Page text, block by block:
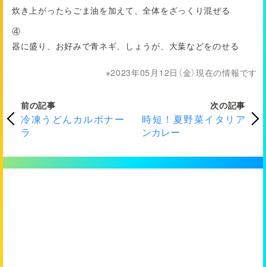
炊き上がったらごま油を加えて、全体をざっくり混ぜる
④
器に盛り、お好みで青ネギ、しょうが、大葉などをのせる
2023年05月12日（金）現在の情報です
前の記事
冷凍うどんカルボナー
ラ
次の記事
時短！夏野菜イタリア
ンカレー